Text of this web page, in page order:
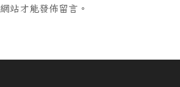
網站才能發佈留言。